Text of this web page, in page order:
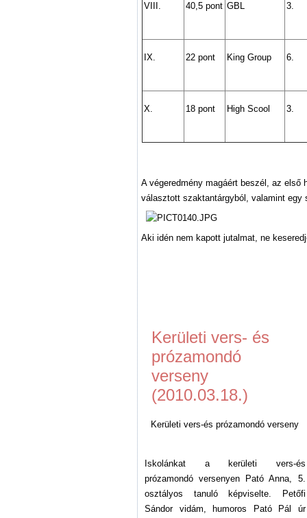
VIII. 40,5 pont GBL 3.
IX. 22 pont King Group 6.
X. 18 pont High Scool 3.
A végeredmény magáért beszél, az első
választott szaktantárgyból, valamint
Aki idén nem kapott jutalmat, ne
Kerületi vers- és
prózamondó
verseny
(2010.03.18.)
Kerületi vers-és prózamondó verseny
Iskolánkat a kerületi vers-és
prózamondó versenyen Pató Anna, 5.
osztályos tanuló képviselte. Petőfi
Sándor vidám, humoros Pató Pál úr